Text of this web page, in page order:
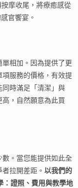
摩收尾，將療癒感從
官饗宴。
相加。因為提供了更
服務的價格，有效提
時滿足「清潔」與
高，自然願意為此買
。當您能提供如此全
拉開差距。 以我們的
：證照、費用與教學地